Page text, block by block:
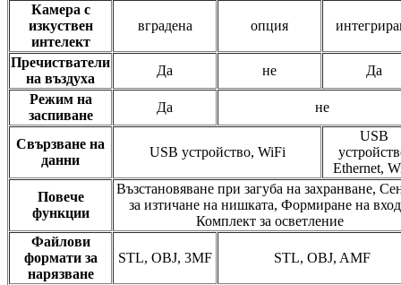
Камера с
изкуствен
интелект
вградена опция
Пречистватели
на въздуха
Да не
Да
Режим на
заспиване
Да не
Свързване на
данни
USB устройство, WiFi
USB
Ethernet,
Повече
функции
Възстановяване при загуба на захранване,
за изтичане на нишката, Формиране на
Комплект за осветление
Файлови
формати за
нарязване
STL, OBJ, 3MF STL, OBJ, AMF